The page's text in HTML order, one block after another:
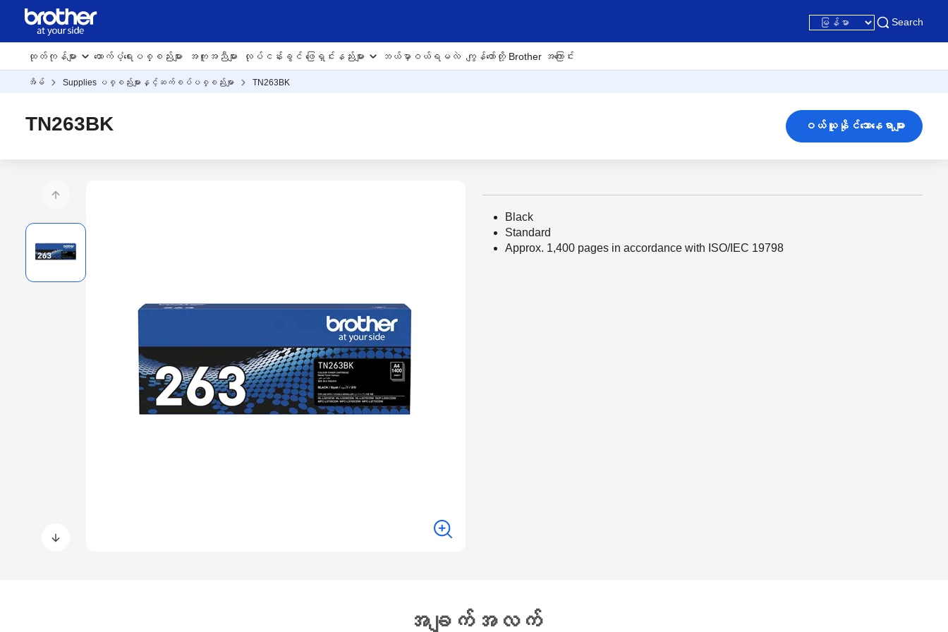
Search
ထုတ်ကုန်များ ထောက်ပံ့ရေးပစ္စည်းများ အကူအညီများ လုပ်ငန်းခွင် ဖြေရှင်းနည်းများ ဘယ်မှာဝယ်ရမလဲ ကျွန်တော်တို့ Brother အကြောင်း
အိမ် Supplies ပစ္စည်းများနှင့်ဆက်စပ်ပစ္စည်းမျာ TN263BK
TN263BK ဝယ်ယူနိုင်သောနေရာများ
Black
Standard
Approx. 1,400 pages in accordance with ISO/IEC 19798
အချက်အလက်